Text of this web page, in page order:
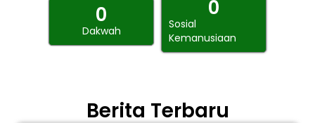
Dakwah
0
Sosial
Kemanusiaan
0
Berita Terbaru